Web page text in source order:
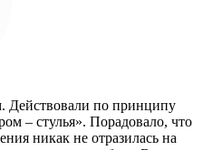
Действовали по принципу
– стулья». Порадовало, что
никак не отразилась на